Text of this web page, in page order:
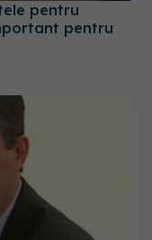
pentru
pentru